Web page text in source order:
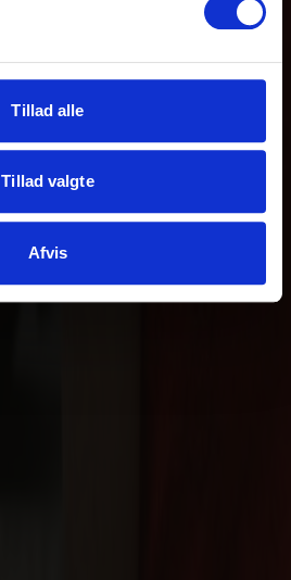
Tillad alle
Tillad valgte
Afvis